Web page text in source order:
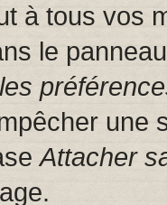
à tous vos
le
une
Attacher